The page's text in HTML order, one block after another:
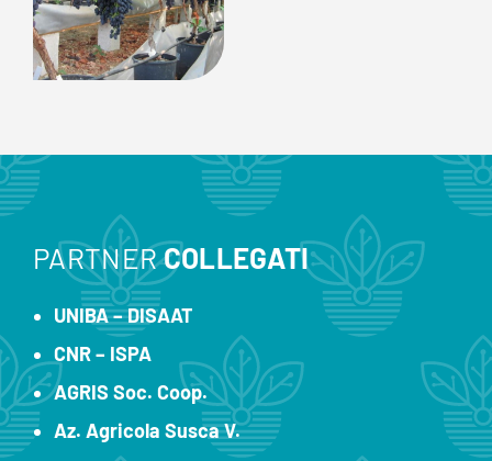
PARTNERCOLLEGATI
UNIBA – DISAAT
CNR – ISPA
AGRIS Soc. Coop.
Az. Agricola Susca V.